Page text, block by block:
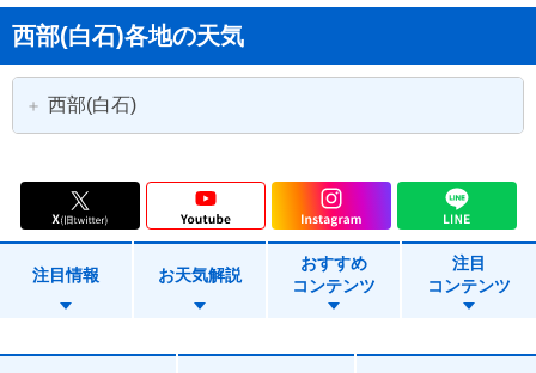
西部(白石)各地の天気
西部(白石)
蔵王町 七ヶ宿町
川崎町 大和町
注目情報 お天気解説
おすすめ
コンテンツ
注目
コンテンツ